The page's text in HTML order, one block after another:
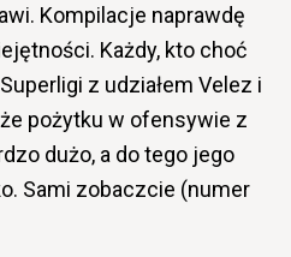
Kompilacje naprawdę
Każdy, kto choć
z udziałem Velez i
pożytku w ofensywie z
dużo, a do tego jego
Sami zobaczcie (numer